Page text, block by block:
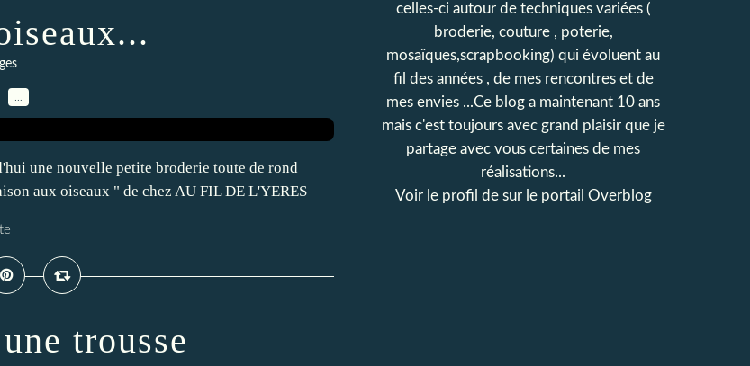
une nouvelle petite broderie toute de rond
aux oiseaux " de chez AU FIL DE L'YERES
trousse
celles-ci autour de techniques variées (
broderie, couture , poterie,
mosaïques,scrapbooking) qui évoluent au
fil des années , de mes rencontres et de
mes envies ...Ce blog a maintenant 10 ans
mais c'est toujours avec grand plaisir que je
partage avec vous certaines de mes
réalisations...
Voir le profil de sur le portail Overblog